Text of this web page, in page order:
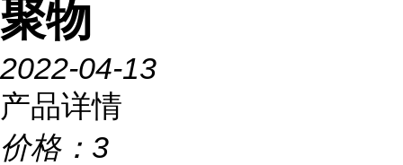
聚物
2022-04-13
产品详情
价格： 3